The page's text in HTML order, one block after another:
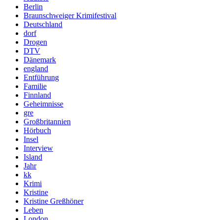
Berlin
Braunschweiger Krimifestival
Deutschland
dorf
Drogen
DTV
Dänemark
england
Entführung
Familie
Finnland
Geheimnisse
gre
Großbritannien
Hörbuch
Insel
Interview
Island
Jahr
kk
Krimi
Kristine
Kristine Greßhöner
Leben